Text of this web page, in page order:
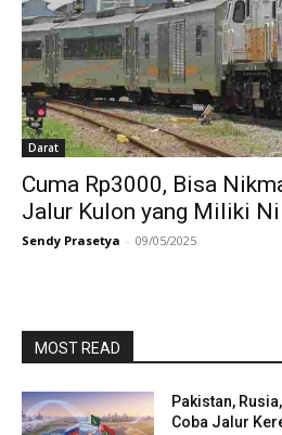
Darat
Cuma Rp3000, Bisa
Jalur Kulon yang Miliki
Sendy Prasetya - 09/05/2025
MOST READ
Pakistan,
Coba Jalur